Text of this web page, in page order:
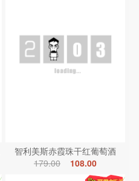
智利美斯赤霞珠干红葡萄酒
179.00
108.00